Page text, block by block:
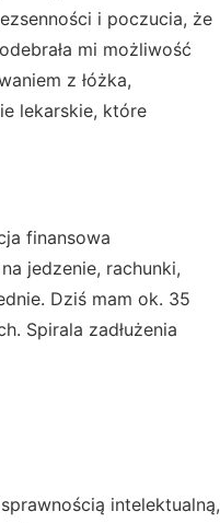
i poczucia, że
mi możliwość
z łóżka,
lekarskie, które
finansowa
jedzenie, rachunki,
Dziś mam ok. 35
Spirala zadłużenia
intelektualną,